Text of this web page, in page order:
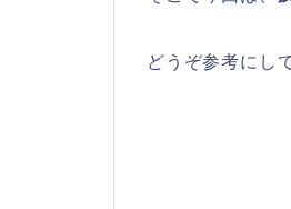
どうぞ参考にし